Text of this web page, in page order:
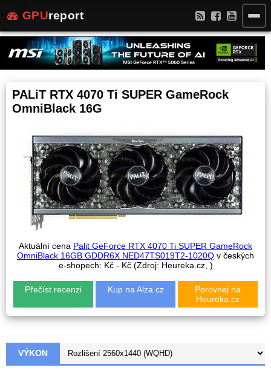
GPUreport
PALiT RTX 4070 Ti SUPER GameRock
OmniBlack 16G
Aktuální cena Palit GeForce RTX 4070 Ti SUPER GameRock
OmniBlack 16GB GDDR6X NED47TS019T2-1020Q v českých
e-shopech: Kč - Kč (Zdroj: Heureka.cz, )
Přečíst recenzi Kup na Alza.cz
Porovnej na
Heureka.cz
VÝKON